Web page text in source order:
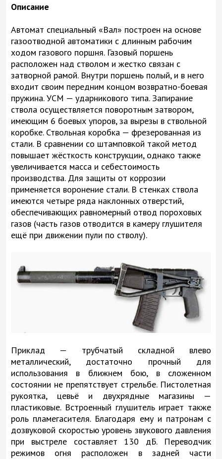
Описание
Автомат специальный «Вал» построен на основе
газоотводной автоматики с длинным рабочим
ходом газового поршня. Газовый поршень
расположен над стволом и жестко связан с
затворной рамой. Внутри поршень полый, и в него
входит своим передним концом возвратно-боевая
пружина. УСМ — ударникового типа. Запирание
ствола осуществляется поворотным затвором,
имеющим 6 боевых упоров, за вырезы в ствольной
коробке. Ствольная коробка — фрезерованная из
стали. В сравнении со штамповкой такой метод
повышает жёсткость конструкции, однако также
увеличивается масса и себестоимость
производства. Для защиты от коррозии
применяется воронение стали. В стенках ствола
имеются четыре ряда наклонных отверстий,
обеспечивающих равномерный отвод пороховых
газов (часть газов отводится в камеру глушителя
ещё при движении пули по стволу).
Приклад — трубчатый складной влево
металлический, достаточно прочный для
использования в ближнем бою, в сложенном
состоянии не препятствует стрельбе. Пистолетная
рукоятка, цевьё и двухрядные магазины —
пластиковые. Встроенный глушитель играет также
роль пламегасителя. Благодаря ему и патронам с
дозвуковой скоростью уровень звукового давления
при выстреле составляет 130 дБ. Переводчик
режимов огня расположен в задней части